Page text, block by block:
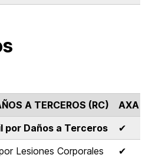
A TERCEROS (RC)
AXA
por Daños a Terceros
✔
Lesiones Corporales
✔